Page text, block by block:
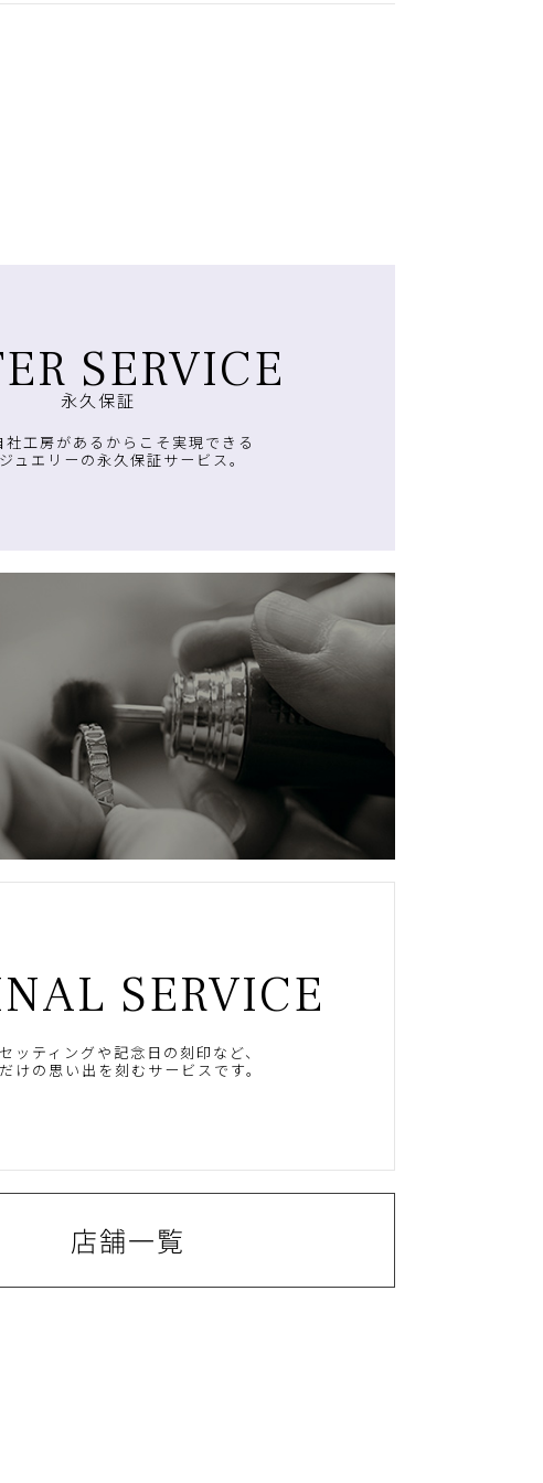
SERVICE
永久保証
社工房があるからこそ実現できる
ュエリーの永久保証サービス。
SERVICE
ッティングや記念日の刻印など、
けの思い出を刻むサービスです。
店舗一覧